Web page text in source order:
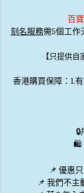
百
刻名服務需5個工作
【只提供
香港購買保障：1.
🔒
🛍️
📌 優惠
📌 我們不主